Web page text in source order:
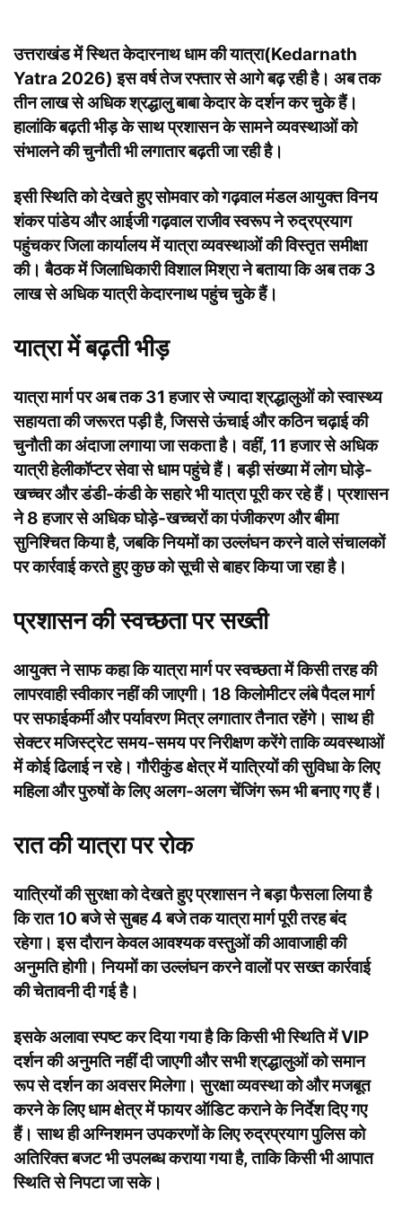
उत्तराखंड में स्थित केदारनाथ धाम की यात्रा(Kedarnath
Yatra 2026) इस वर्ष तेज रफ्तार से आगे बढ़ रही है। अब तक
तीन लाख से अधिक श्रद्धालु बाबा केदार के दर्शन कर चुके हैं।
हालांकि बढ़ती भीड़ के साथ प्रशासन के सामने व्यवस्थाओं को
संभालने की चुनौती भी लगातार बढ़ती जा रही है।
इसी स्थिति को देखते हुए सोमवार को गढ़वाल मंडल आयुक्तविनय
शंकर पांडेयऔर आईजी गढ़वालराजीव स्वरूपने रुद्रप्रयाग
पहुंचकर जिला कार्यालय में यात्रा व्यवस्थाओं की विस्तृत समीक्षा
की। बैठक में जिलाधिकारीविशाल मिश्राने बताया कि अब तक 3
लाख से अधिक यात्री केदारनाथ पहुंच चुके हैं।
यात्रा में बढ़ती भीड़
यात्रा मार्ग पर अब तक 31 हजार से ज्यादा श्रद्धालुओं को स्वास्थ्य
सहायता की जरूरत पड़ी है, जिससे ऊंचाई और कठिन चढ़ाई की
चुनौती का अंदाजा लगाया जा सकता है। वहीं, 11 हजार से अधिक
यात्री हेलीकॉप्टर सेवा से धाम पहुंचे हैं। बड़ी संख्या में लोग घोड़े-
खच्चर और डंडी-कंडी के सहारे भी यात्रा पूरी कर रहे हैं। प्रशासन
ने 8 हजार से अधिक घोड़े-खच्चरों का पंजीकरण और बीमा
सुनिश्चित किया है, जबकि नियमों का उल्लंघन करने वाले संचालकों
पर कार्रवाई करते हुए कुछ को सूची से बाहर किया जा रहा है।
प्रशासन की स्वच्छता पर सख्ती
आयुक्त ने साफ कहा कि यात्रा मार्ग पर स्वच्छता में किसी तरह की
लापरवाही स्वीकार नहीं की जाएगी। 18 किलोमीटर लंबे पैदल मार्ग
पर सफाईकर्मी और पर्यावरण मित्र लगातार तैनात रहेंगे। साथ ही
सेक्टर मजिस्ट्रेट समय-समय पर निरीक्षण करेंगे ताकि व्यवस्थाओं
में कोई ढिलाई न रहे। गौरीकुंड क्षेत्र में यात्रियों की सुविधा के लिए
महिला और पुरुषों के लिए अलग-अलग चेंजिंग रूम भी बनाए गए हैं।
रात की यात्रा पर रोक
यात्रियों की सुरक्षा को देखते हुए प्रशासन ने बड़ा फैसला लिया है
कि रात 10 बजे से सुबह 4 बजे तक यात्रा मार्ग पूरी तरह बंद
रहेगा। इस दौरान केवल आवश्यक वस्तुओं की आवाजाही की
अनुमति होगी। नियमों का उल्लंघन करने वालों पर सख्त कार्रवाई
की चेतावनी दी गई है।
इसके अलावा स्पष्ट कर दिया गया है कि किसी भी स्थिति में VIP
दर्शन की अनुमति नहीं दी जाएगी और सभी श्रद्धालुओं को समान
रूप से दर्शन का अवसर मिलेगा। सुरक्षा व्यवस्था को और मजबूत
करने के लिए धाम क्षेत्र में फायर ऑडिट कराने के निर्देश दिए गए
हैं। साथ ही अग्निशमन उपकरणों के लिए रुद्रप्रयाग पुलिस को
अतिरिक्त बजट भी उपलब्ध कराया गया है, ताकि किसी भी आपात
स्थिति से निपटा जा सके।